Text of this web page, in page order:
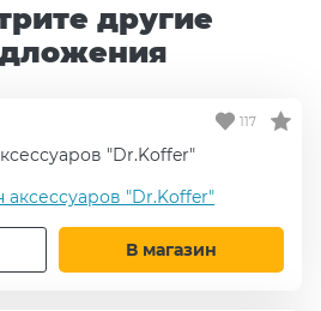
другие
117
"Dr.Koffer"
В магазин